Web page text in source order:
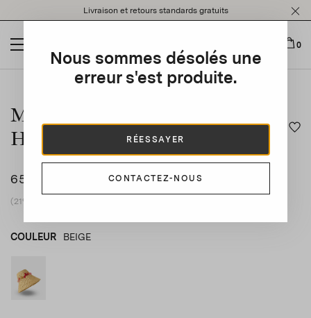
note:
website
an
Livraison et retours standards gratuits
0
Nous sommes désolés une
erreur s'est produite.
RÉESSAYER
CONTACTEZ-NOUS
This is a carousel with auto-rotating slides. Activate any of
Marea Crochet Maxi Bucket
Hat
650 €
(21% vat included)
COULEUR BEIGE
product_color_select_label